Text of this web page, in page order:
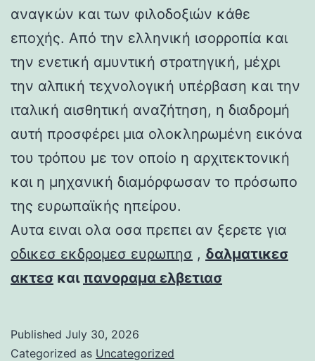
αναγκών και των φιλοδοξιών κάθε
εποχής. Από την ελληνική ισορροπία και
την ενετική αμυντική στρατηγική, μέχρι
την αλπική τεχνολογική υπέρβαση και την
ιταλική αισθητική αναζήτηση, η διαδρομή
αυτή προσφέρει μια ολοκληρωμένη εικόνα
του τρόπου με τον οποίο η αρχιτεκτονική
και η μηχανική διαμόρφωσαν το πρόσωπο
της ευρωπαϊκής ηπείρου.
Αυτα ειναι ολα οσα πρεπει αν ξερετε για
οδικεσ εκδρομεσ ευρωπησ , δαλματικεσ
ακτεσ και πανοραμα ελβετιασ
Published July 30, 2026
Categorized as Uncategorized